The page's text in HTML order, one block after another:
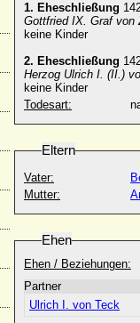
1. Eheschließung
Gottfried IX. Graf von
keine Kinder
2. Eheschließung
Herzog Ulrich I. (II.)
keine Kinder
Todesart:
Eltern
Vater:
Mutter:
Ehen
Ehen / Beziehungen:
Partner
Ulrich I. von Teck